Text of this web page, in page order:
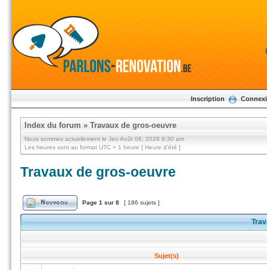
Inscription
Index du forum » Travaux de gros-oeuvre
Nous sommes actuellement le Jeu Août 06, 2026 8:30 am
Les heures sont au format UTC + 1 heure [ Heure d’été ]
Travaux de gros-oeuvre
Page 1 sur 8 [ 186 sujets ]
Sujet(s)